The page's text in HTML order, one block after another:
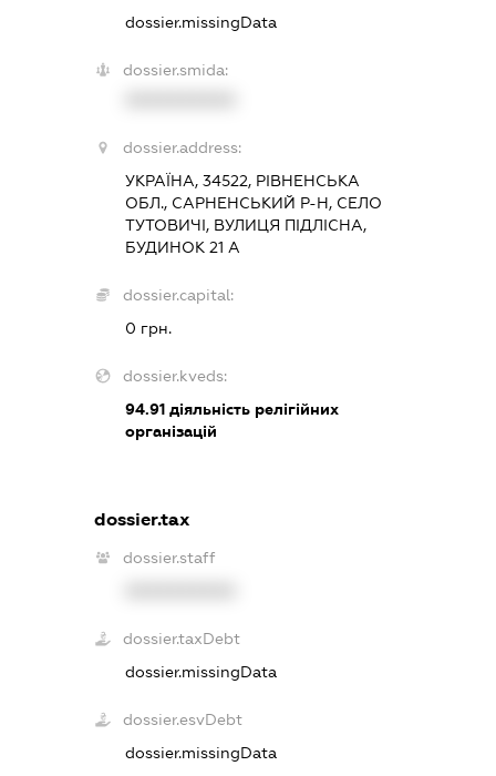
dossier.missingData
dossier.smida:
dossier.address:
УКРАЇНА, 34522, РІВНЕНСЬКА
ОБЛ., САРНЕНСЬКИЙ Р-Н, СЕЛО
ТУТОВИЧІ, ВУЛИЦЯ ПІДЛІСНА,
БУДИНОК 21 А
dossier.capital:
0 грн.
dossier.kveds:
94.91діяльність релігійних
організацій
dossier.tax
dossier.staff
dossier.taxDebt
dossier.missingData
dossier.esvDebt
dossier.missingData